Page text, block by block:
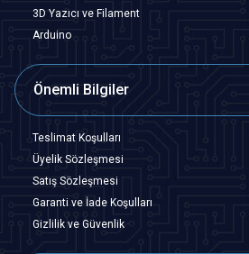
3D Yazıcı ve Filament
Arduino
Önemli Bilgiler
Teslimat Koşulları
Üyelik Sözleşmesi
Satış Sözleşmesi
Garanti ve İade Koşulları
Gizlilik ve Güvenlik